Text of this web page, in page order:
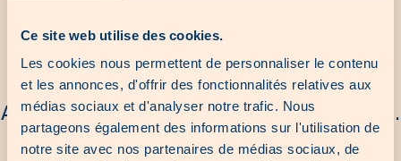
Ce site web utilise des cookies.
Les cookies nous permettent de personnaliser le contenu
et les annonces, d'offrir des fonctionnalités relatives aux
médias sociaux et d'analyser notre trafic. Nous
partageons également des informations sur l'utilisation de
notre site avec nos partenaires de médias sociaux, de
Nos dernières chances
Aucune dernière chance pour le moment...